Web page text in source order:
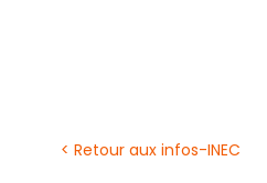
< Retour aux infos-INEC